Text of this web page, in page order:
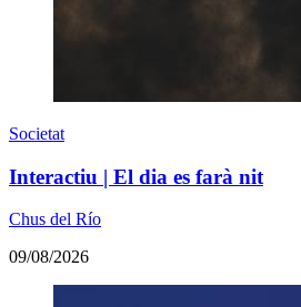
Societat
Interactiu | El dia es farà nit
Chus del Río
09/08/2026